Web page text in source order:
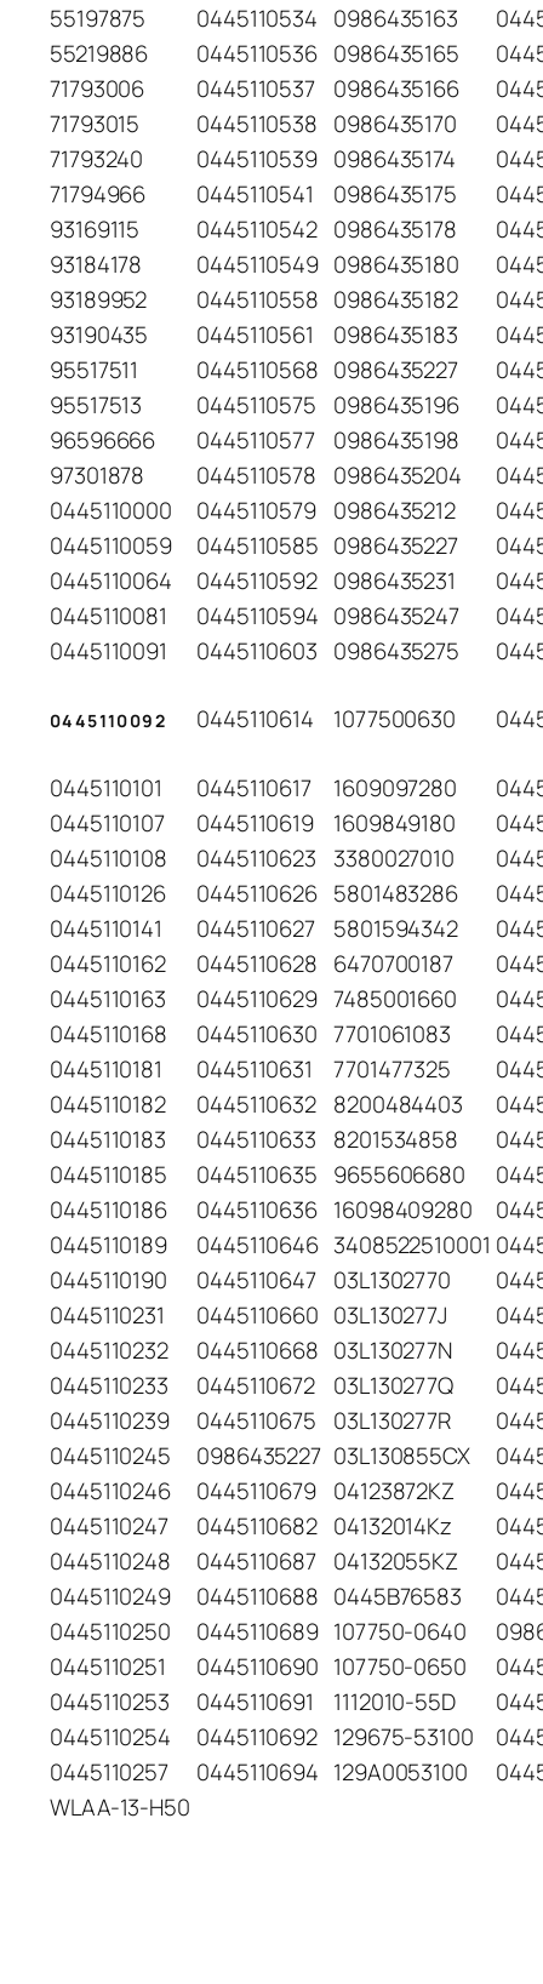
55197875
0445110534 0986435163
55219886
0445110536 0986435165
71793006
0445110537 0986435166
71793015
0445110538 0986435170
71793240
0445110539 0986435174
71794966
0445110541 0986435175
93169115
0445110542 0986435178
93184178
0445110549 0986435180
93189952
0445110558 0986435182
93190435
0445110561 0986435183
95517511
0445110568 0986435227
95517513
0445110575 0986435196
96596666
0445110577 0986435198
97301878
0445110578 0986435204
0445110000
0445110579 0986435212
0445110059
0445110585 0986435227
0445110064
0445110592 0986435231
0445110081
0445110594 0986435247
0445110091
0445110603 0986435275
0445110092 0445110614 1077500630
0445110101 0445110617 1609097280
0445110107
0445110619 1609849180
0445110108
0445110623 3380027010
0445110126
0445110626 5801483286
0445110141
0445110627 5801594342
0445110162
0445110628 6470700187
0445110163
0445110629 7485001660
0445110168
0445110630 7701061083
0445110181
0445110631 7701477325
0445110182
0445110632 8200484403
0445110183
0445110633 8201534858
0445110185
0445110635 9655606680
0445110186
0445110636 16098409280
0445110189
0445110646 3408522510001
0445110190
0445110647 03L1302770
0445110231
0445110660 03L130277J
0445110232
0445110668 03L130277N
0445110233
0445110672 03L130277Q
0445110239
0445110675 03L130277R
0445110245
0986435227 03L130855CX
0445110246
0445110679 04123872KZ
0445110247
0445110682 04132014Kz
0445110248
0445110687 04132055KZ
0445110249
0445110688 0445B76583
0445110250
0445110689 107750-0640
0445110251
0445110690 107750-0650
0445110253
0445110691 1112010-55D
0445110254
0445110692 129675-53100
0445110257
0445110694 129A0053100
WLAA-13-H50